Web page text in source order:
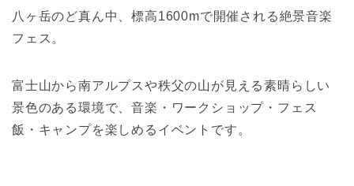
八ヶ岳のど真ん中、標高1600mで開催される絶景音楽
フェス。
富士山から南アルプスや秩父の山が見える素晴らしい
景色のある環境で、音楽・ワークショップ・フェス
飯・キャンプを楽しめるイベントです。